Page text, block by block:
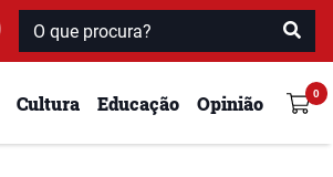
Cultura Educação Opinião